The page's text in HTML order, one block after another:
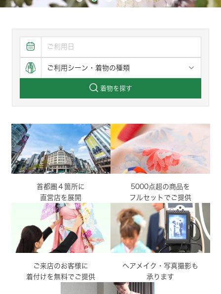
着物を探す
首都圏４箇所に
直営店を展開
5000点超の商品を
フルセットでご提供
ご来店のお客様に
着付けを無料でご提供
ヘアメイク・写真撮影も
承ります